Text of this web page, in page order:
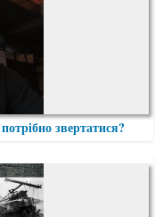
звертатися?